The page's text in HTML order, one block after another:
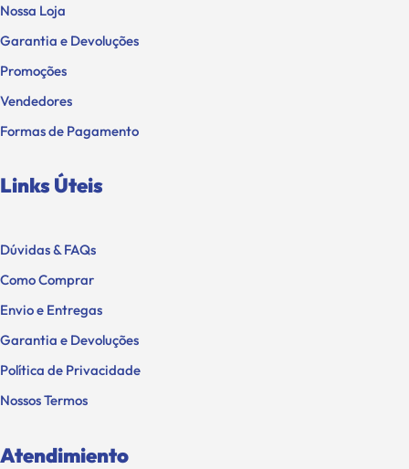
Nossa Loja
Garantia e Devoluções
Promoções
Vendedores
Formas de Pagamento
Links Úteis
Dúvidas & FAQs
Como Comprar
Envio e Entregas
Garantia e Devoluções
Política de Privacidade
Nossos Termos
Atendimiento